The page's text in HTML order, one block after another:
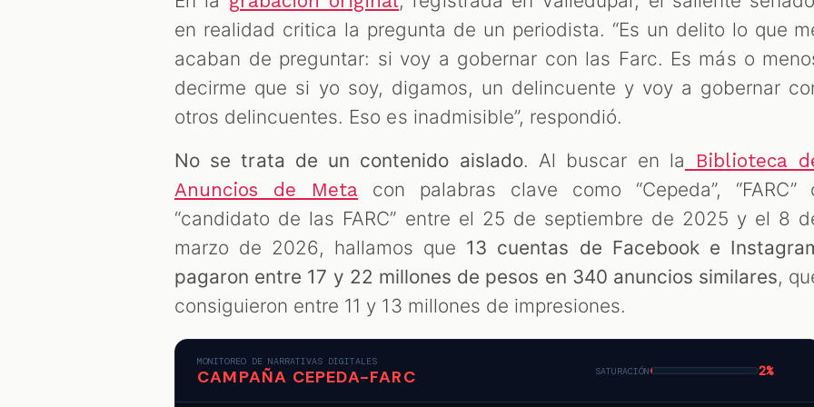
en realidad critica la pregunta de un periodista. “Es un delito lo que
acaban de preguntar: si voy a gobernar con las Farc. Es más o
decirme que si yo soy, digamos, un delincuente y voy a gobernar
otros delincuentes. Eso es inadmisible”, respondió.
No se trata de un contenido aislado. Al buscar en la Biblioteca
Anuncios de Meta con palabras clave como “Cepeda”, “FARC”
“candidato de las FARC” entre el 25 de septiembre de 2025 y el 8
marzo de 2026, hallamos que 13 cuentas de Facebook e
pagaron entre 17 y 22 millones de pesos en 340 anuncios similares,
consiguieron entre 11 y 13 millones de impresiones.
MONITOREO DE NARRATIVAS DIGITALES
CAMPAÑA CEPEDA-FARC SATURACIÓN 2%